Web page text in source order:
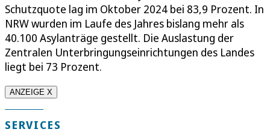
Schutzquote lag im Oktober 2024 bei 83,9 Prozent. In
NRW wurden im Laufe des Jahres bislang mehr als
40.100 Asylanträge gestellt. Die Auslastung der
Zentralen Unterbringungseinrichtungen des Landes
liegt bei 73 Prozent.
ANZEIGE X
SERVICES